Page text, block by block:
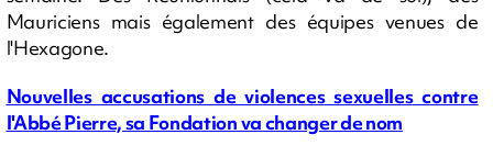
Mauriciens mais également des équipes venues de
l'Hexagone.
Nouvelles accusations de violences sexuelles contre
l'Abbé Pierre, sa Fondation va changer de nom